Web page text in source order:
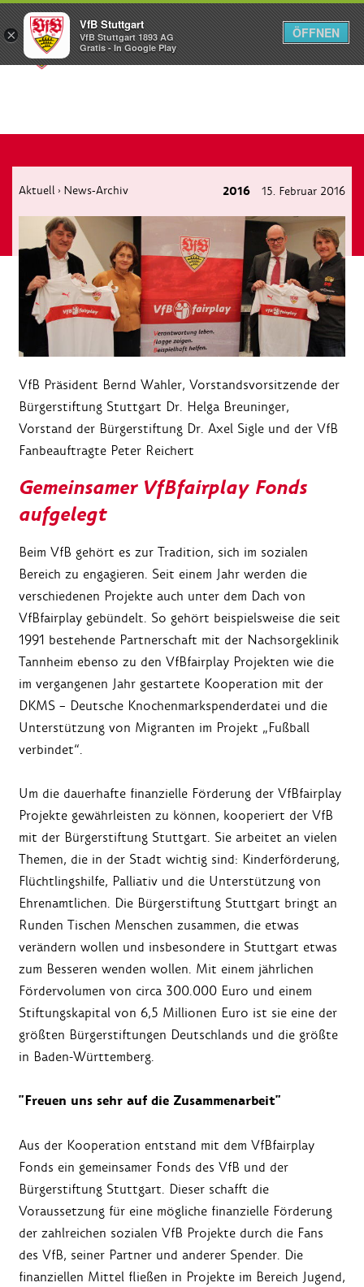
Menü
Aktuell › News-Archiv 2016 15. Februar 2016
VfB Präsident Bernd Wahler, Vorstandsvorsitzende der
Bürgerstiftung Stuttgart Dr. Helga Breuninger,
Vorstand der Bürgerstiftung Dr. Axel Sigle und der VfB
Fanbeauftragte Peter Reichert
Gemeinsamer VfBfairplay Fonds
aufgelegt
Beim VfB gehört es zur Tradition, sich im sozialen
Bereich zu engagieren. Seit einem Jahr werden die
verschiedenen Projekte auch unter dem Dach von
VfBfairplay gebündelt. So gehört beispielsweise die seit
1991 bestehende Partnerschaft mit der Nachsorgeklinik
Tannheim ebenso zu den VfBfairplay Projekten wie die
im vergangenen Jahr gestartete Kooperation mit der
DKMS – Deutsche Knochenmarkspenderdatei und die
Unterstützung von Migranten im Projekt „Fußball
verbindet“.
Um die dauerhafte finanzielle Förderung der VfBfairplay
Projekte gewährleisten zu können, kooperiert der VfB
mit der Bürgerstiftung Stuttgart. Sie arbeitet an vielen
Themen, die in der Stadt wichtig sind: Kinderförderung,
Flüchtlingshilfe, Palliativ und die Unterstützung von
Ehrenamtlichen. Die Bürgerstiftung Stuttgart bringt an
Runden Tischen Menschen zusammen, die etwas
verändern wollen und insbesondere in Stuttgart etwas
zum Besseren wenden wollen. Mit einem jährlichen
Fördervolumen von circa 300.000 Euro und einem
Stiftungskapital von 6,5 Millionen Euro ist sie eine der
größten Bürgerstiftungen Deutschlands und die größte
in Baden-Württemberg.
"Freuen uns sehr auf die Zusammenarbeit"
Aus der Kooperation entstand mit dem VfBfairplay
Fonds ein gemeinsamer Fonds des VfB und der
Bürgerstiftung Stuttgart. Dieser schafft die
Voraussetzung für eine mögliche finanzielle Förderung
der zahlreichen sozialen VfB Projekte durch die Fans
des VfB, seiner Partner und anderer Spender. Die
finanziellen Mittel fließen in Projekte im Bereich Jugend,
×
VfB Stuttgart
VfB Stuttgart 1893 AG
Gratis - In Google Play
ÖFFNEN